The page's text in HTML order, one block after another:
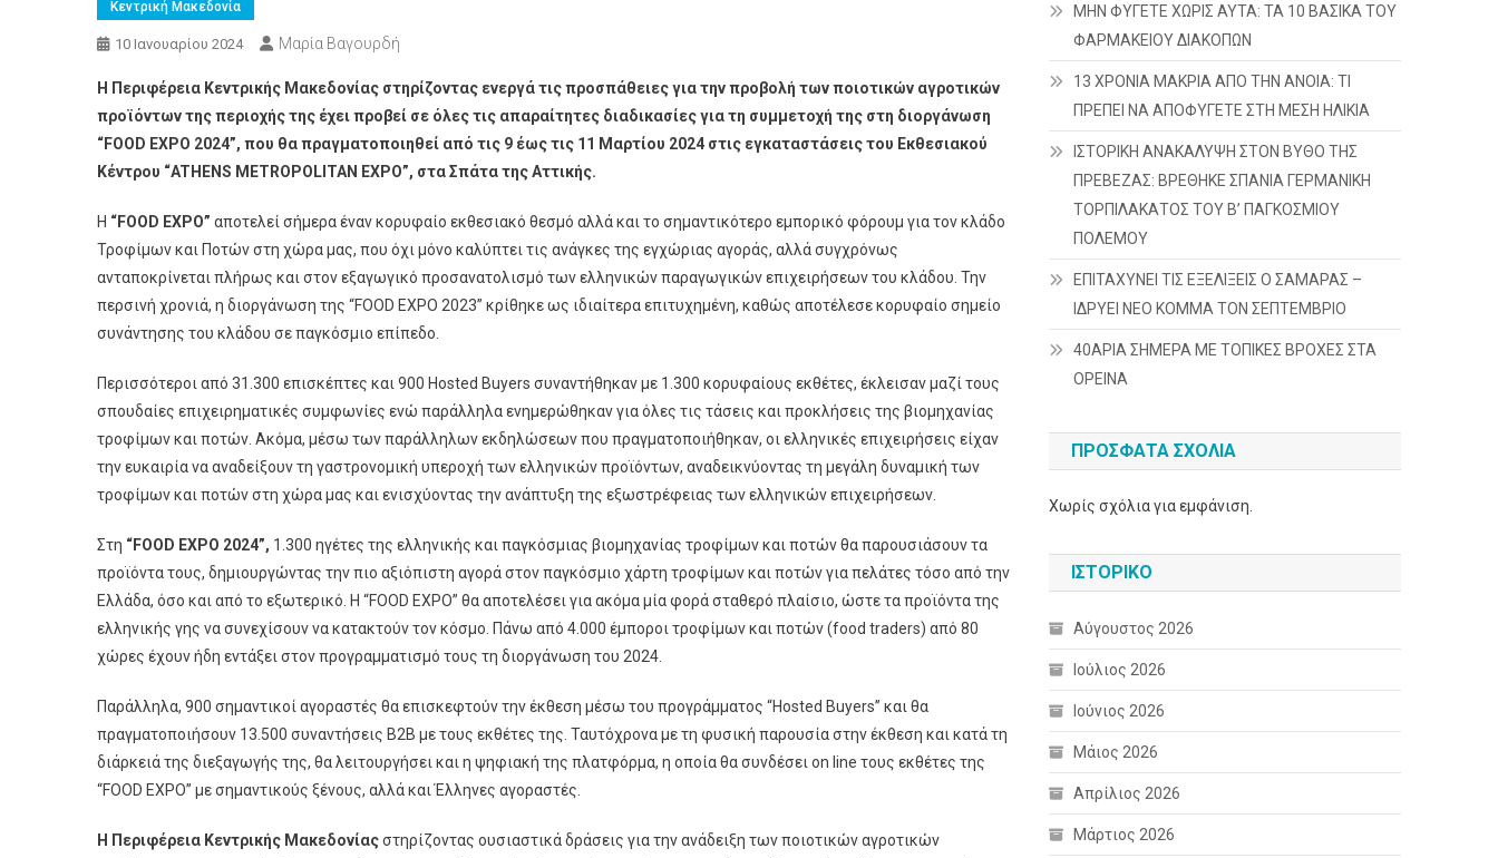
Κεντρική Μακεδονία
10 Ιανουαρίου 2024 Μαρία Βαγουρδή
Η Περιφέρεια Κεντρικής Μακεδονίας στηρίζοντας ενεργά τις προσπάθειες για την προβολή των ποιοτικών αγροτικών
προϊόντων της περιοχής της έχει προβεί σε όλες τις απαραίτητες διαδικασίες για τη συμμετοχή της στη διοργάνωση
“FOOD EXPO 2024”, που θα πραγματοποιηθεί από τις 9 έως τις 11 Μαρτίου 2024 στις εγκαταστάσεις του Εκθεσιακού
Κέντρου “ATHENS METROPOLITAN EXPO”, στα Σπάτα της Αττικής.
Η “FOOD EXPO” αποτελεί σήμερα έναν κορυφαίο εκθεσιακό θεσμό αλλά και το σημαντικότερο εμπορικό φόρουμ για τον κλάδο
Τροφίμων και Ποτών στη χώρα μας, που όχι μόνο καλύπτει τις ανάγκες της εγχώριας αγοράς, αλλά συγχρόνως
ανταποκρίνεται πλήρως και στον εξαγωγικό προσανατολισμό των ελληνικών παραγωγικών επιχειρήσεων του κλάδου. Την
περσινή χρονιά, η διοργάνωση της “FOOD EXPO 2023” κρίθηκε ως ιδιαίτερα επιτυχημένη, καθώς αποτέλεσε κορυφαίο σημείο
συνάντησης του κλάδου σε παγκόσμιο επίπεδο.
Περισσότεροι από 31.300 επισκέπτες και 900 Hosted Buyers συναντήθηκαν με 1.300 κορυφαίους εκθέτες, έκλεισαν μαζί τους
σπουδαίες επιχειρηματικές συμφωνίες ενώ παράλληλα ενημερώθηκαν για όλες τις τάσεις και προκλήσεις της βιομηχανίας
τροφίμων και ποτών. Ακόμα, μέσω των παράλληλων εκδηλώσεων που πραγματοποιήθηκαν, οι ελληνικές επιχειρήσεις είχαν
την ευκαιρία να αναδείξουν τη γαστρονομική υπεροχή των ελληνικών προϊόντων, αναδεικνύοντας τη μεγάλη δυναμική των
τροφίμων και ποτών στη χώρα μας και ενισχύοντας την ανάπτυξη της εξωστρέφειας των ελληνικών επιχειρήσεων.
Στη “FOOD EXPO 2024”, 1.300 ηγέτες της ελληνικής και παγκόσμιας βιομηχανίας τροφίμων και ποτών θα παρουσιάσουν τα
προϊόντα τους, δημιουργώντας την πιο αξιόπιστη αγορά στον παγκόσμιο χάρτη τροφίμων και ποτών για πελάτες τόσο από την
Ελλάδα, όσο και από το εξωτερικό. Η “FOOD EXPO” θα αποτελέσει για ακόμα μία φορά σταθερό πλαίσιο, ώστε τα προϊόντα της
ελληνικής γης να συνεχίσουν να κατακτούν τον κόσμο. Πάνω από 4.000 έμποροι τροφίμων και ποτών (food traders) από 80
χώρες έχουν ήδη εντάξει στον προγραμματισμό τους τη διοργάνωση του 2024.
Παράλληλα, 900 σημαντικοί αγοραστές θα επισκεφτούν την έκθεση μέσω του προγράμματος “Hosted Buyers” και θα
πραγματοποιήσουν 13.500 συναντήσεις Β2Β με τους εκθέτες της. Ταυτόχρονα με τη φυσική παρουσία στην έκθεση και κατά τη
διάρκειά της διεξαγωγής της, θα λειτουργήσει και η ψηφιακή της πλατφόρμα, η οποία θα συνδέσει on line τους εκθέτες της
“FOOD EXPO” με σημαντικούς ξένους, αλλά και Έλληνες αγοραστές.
Η Περιφέρεια Κεντρικής Μακεδονίαςστηρίζοντας ουσιαστικά δράσεις για την ανάδειξη των ποιοτικών αγροτικών
ΜΗΝ ΦΥΓΕΤΕ ΧΩΡΙΣ ΑΥΤΑ: ΤΑ 10 ΒΑΣΙΚΑ ΤΟΥ
ΦΑΡΜΑΚΕΙΟΥ ΔΙΑΚΟΠΩΝ
13 ΧΡΟΝΙΑ ΜΑΚΡΙΑ ΑΠΟ ΤΗΝ ΑΝΟΙΑ: ΤΙ
ΠΡΕΠΕΙ ΝΑ ΑΠΟΦΥΓΕΤΕ ΣΤΗ ΜΕΣΗ ΗΛΙΚΙΑ
ΙΣΤΟΡΙΚΗ ΑΝΑΚΑΛΥΨΗ ΣΤΟΝ ΒΥΘΟ ΤΗΣ
ΠΡΕΒΕΖΑΣ: ΒΡΕΘΗΚΕ ΣΠΑΝΙΑ ΓΕΡΜΑΝΙΚΗ
ΤΟΡΠΙΛΑΚΑΤΟΣ ΤΟΥ Β’ ΠΑΓΚΟΣΜΙΟΥ
ΠΟΛΕΜΟΥ
ΕΠΙΤΑΧΥΝΕΙ ΤΙΣ ΕΞΕΛΙΞΕΙΣ Ο ΣΑΜΑΡΑΣ –
ΙΔΡΥΕΙ ΝΕΟ ΚΟΜΜΑ ΤΟΝ ΣΕΠΤΕΜΒΡΙΟ
40ΑΡΙΑ ΣΗΜΕΡΑ ΜΕ ΤΟΠΙΚΕΣ ΒΡΟΧΕΣ ΣΤΑ
ΟΡΕΙΝΑ
ΠΡΌΣΦΑΤΑ ΣΧΌΛΙΑ
Χωρίς σχόλια για εμφάνιση.
ΙΣΤΟΡΙΚΌ
Αύγουστος 2026
Ιούλιος 2026
Ιούνιος 2026
Μάιος 2026
Απρίλιος 2026
Μάρτιος 2026